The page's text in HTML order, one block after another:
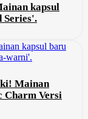
kapsul
Series'.
Mainan
Charm Versi